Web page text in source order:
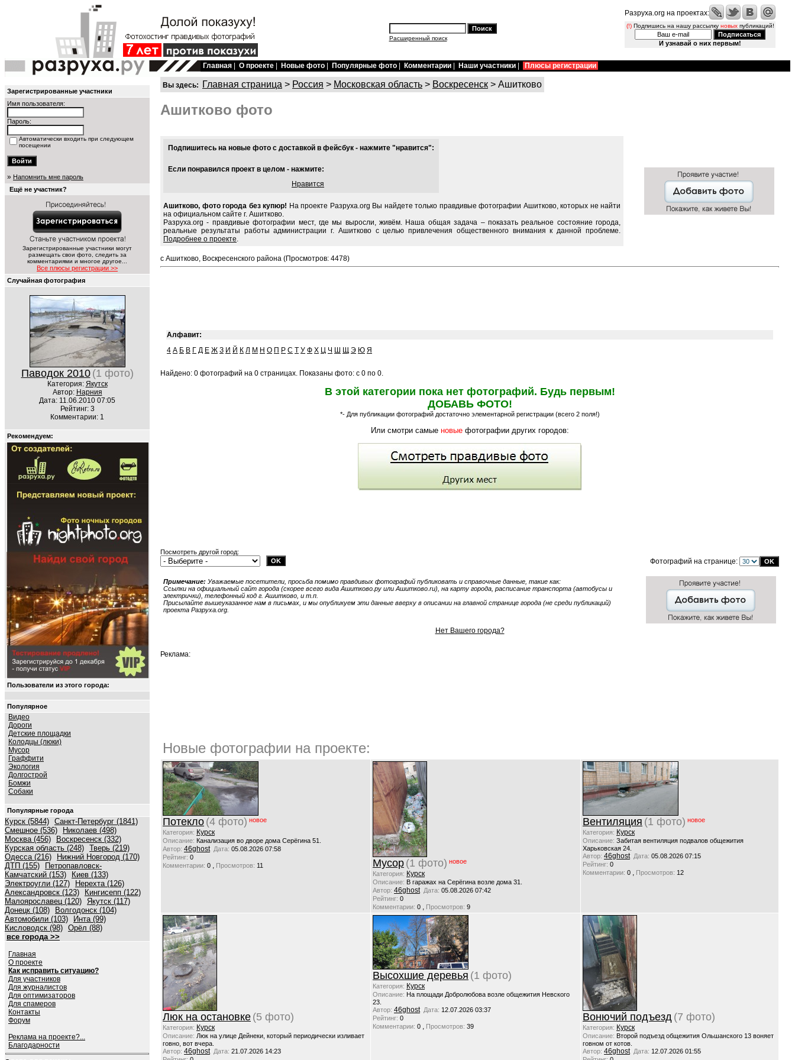
Расширенный поиск
Разруха.org на проектах:
(!)Подпишись на нашу рассылку новыхпубликаций!
И узнавай о них первым!
Главная О проекте Новые фото Популярные фото Комментарии Наши участники Плюсы регистрации
Зарегистрированные участники
Имя пользователя:
Пароль:
Автоматически входить при следующем
посещении
» Напомнить мне пароль
Ещё не участник?
Зарегистрированные участники могут
размещать свои фото, следить за
комментариями и многое другое...
Все плюсы регистрации >>
Случайная фотография
Паводок 2010 (1 фото)
Категория: Якутск
Автор: Нарния
Дата: 11.06.2010 07:05
Рейтинг: 3
Комментарии: 1
Рекомендуем:
Пользователи из этого города:
Популярное
Видео
Дороги
Детские площадки
Колодцы (люки)
Мусор
Граффити
Экология
Долгострой
Бомжи
Собаки
Популярные города
Курск (5844) Санкт-Петербург (1841)
Смешное (536)
Николаев (498)
Москва (456)
Воскресенск (332)
Курская область (248) Тверь (219)
Одесса (216)
Нижний Новгород (170)
ДТП (155)
Петропавловск-
Камчатский (153)
Киев (133)
Электроугли (127)
Нерехта (126)
Александровск (123)
Кингисепп (122)
Малоярославец (120) Якутск (117)
Донецк (108)
Волгодонск (104)
Автомобили (103)
Инта (99)
Кисловодск (98) Орёл (88)
все города >>
Главная
О проекте
Как исправить ситуацию?
Для участников
Для журналистов
Для оптимизаторов
Для спамеров
Контакты
Форум
Реклама на проекте?...
Благодарности
Вы здесь: Главная страница > Россия > Московская область > Воскресенск > Ашитково
Ашитково фото
Подпишитесь на новые фото с доставкой в фейсбук - нажмите "нравится":
Если понравился проект в целом - нажмите:
Нравится
Ашитково, фото города без купюр! На проекте Разруха.org Вы найдете только правдивые фотографии Ашитково, которых не найти
на официальном сайте г. Ашитково.
Разруха.org - правдивые фотографии мест, где мы выросли, живём. Наша общая задача – показать реальное состояние города,
реальные результаты работы администрации г. Ашитково с целью привлечения общественного внимания к данной проблеме.
Подробнее о проекте.
с Ашитково, Воскресенского района (Просмотров: 4478)
Алфавит:
4 А Б В Г Д Е Ж З И Й К Л М Н О П Р С Т У Ф Х Ц Ч Ш Щ Э Ю Я
Найдено: 0 фотографий на 0 страницах. Показаны фото: с 0 по 0.
В этой категории пока нет фотографий. Будь первым!
ДОБАВЬ ФОТО!
*- Для публикации фотографий достаточно элементарной регистрации (всего 2 поля!)
Или смотри самые новыефотографии других городов:
Посмотреть другой город:
Фотографий на странице:
Примечание: Уважаемые посетители, просьба помимо правдивых фотографий публиковать и справочные данные, такие как:
Ссылки на официальный сайт города (скорее всего вида Ашитково.ру или Ашитково.ru), на карту города, расписание транспорта (автобусы и
электрички), телефонный код г. Ашитково, и т.п.
Присылайте вышеуказанное нам в письмах, и мы опубликуем эти данные вверху в описании на главной странице города (не среди публикаций)
проекта Разруха.org.
Нет Вашего города?
Реклама:
Новые фотографии на проекте:
Потекло (4 фото) новое
Категория: Курск
Описание: Канализация во дворе дома Серёгина 51.
Автор: 46ghost Дата: 05.08.2026 07:58
Рейтинг: 0
Комментарии: 0 , Просмотров: 11 Мусор (1 фото) новое
Категория: Курск
Описание: В гаражах на Серёгина возле дома 31.
Автор: 46ghost Дата: 05.08.2026 07:42
Рейтинг: 0
Комментарии: 0 , Просмотров: 9
Вентиляция (1 фото) новое
Категория: Курск
Описание: Забитая вентиляция подвалов общежития
Харьковская 24.
Автор: 46ghost Дата: 05.08.2026 07:15
Рейтинг: 0
Комментарии: 0 , Просмотров: 12
Люк на остановке (5 фото)
Категория: Курск
Описание: Люк на улице Дейнеки, который периодически изливает
говно, вот вчера.
Автор: 46ghost Дата: 21.07.2026 14:23
Высохшие деревья (1 фото)
Категория: Курск
Описание: На площади Добролюбова возле общежития Невского
23.
Автор: 46ghost Дата: 12.07.2026 03:37
Рейтинг: 0
Комментарии: 0 , Просмотров: 39
Вонючий подъезд (7 фото)
Категория: Курск
Описание: Второй подъезд общежития Ольшанского 13 воняет
говном от котов.
Автор: 46ghost Дата: 12.07.2026 01:55